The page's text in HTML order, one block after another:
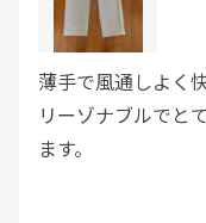
薄手で風通しよく
リーゾナブルでと
ます。